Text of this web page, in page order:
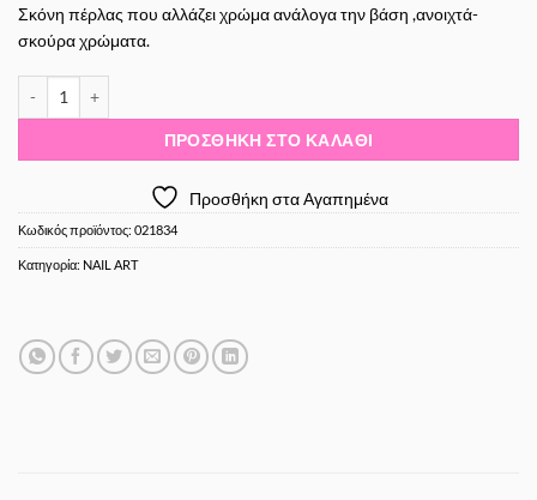
Σκόνη πέρλας που αλλάζει χρώμα ανάλογα την βάση ,ανοιχτά-
σκούρα χρώματα.
ΠΡΟΣΘΉΚΗ ΣΤΟ ΚΑΛΆΘΙ
Προσθήκη στα Αγαπημένα
Κωδικός προϊόντος: 021834
Κατηγορία: NAIL ART